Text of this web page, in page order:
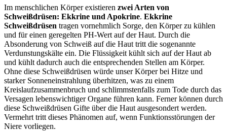
Im menschlichen Körper existieren zwei Arten von
Schweißdrüsen: Ekkrine und Apokrine. Ekkrine
Schweißdrüsen tragen vornehmlich Sorge, den Körper zu kühlen
und für einen geregelten PH-Wert auf der Haut. Durch die
Absonderung von Schweiß auf die Haut tritt die sogenannte
Verdunstungskälte ein. Die Flüssigkeit kühlt sich auf der Haut ab
und kühlt dadurch auch die entsprechenden Stellen am Körper.
Ohne diese Schweißdrüsen würde unser Körper bei Hitze und
starker Sonneneinstrahlung überhitzen, was zu einem
Kreislaufzusammenbruch und schlimmstenfalls zum Tode durch das
Versagen lebenswichtiger Organe führen kann. Ferner können durch
diese Schweißdrüsen Gifte über die Haut ausgesondert werden.
Vermehrt tritt dieses Phänomen auf, wenn Funktionsstörungen der
Niere vorliegen.